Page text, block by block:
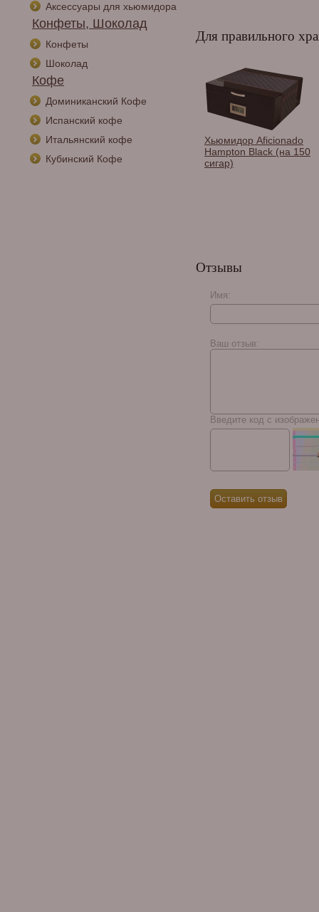
Аксессуары для хьюмидора
Конфеты, Шоколад
Конфеты
Шоколад
Кофе
Доминиканский Кофе
Испанский кофе
Итальянский кофе
Кубинский Кофе
Для правильного
Хьюмидор Aficionado
Хьюмидор Aficionado
Hampton Black (на 150
сигар)
Отзывы
Имя:
Ваш отзыв:
Введите код с